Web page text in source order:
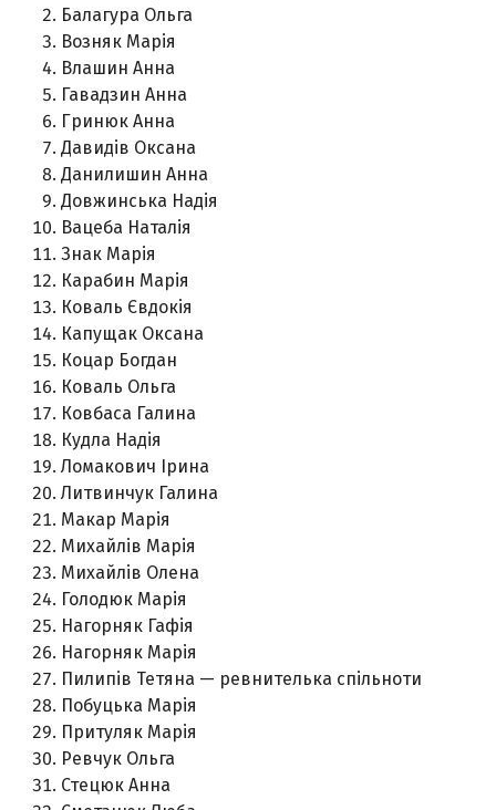
Балагура Ольга
Возняк Марія
Влашин Анна
Гавадзин Анна
Гринюк Анна
Давидів Оксана
Данилишин Анна
Довжинська Надія
Вацеба Наталія
Знак Марія
Карабин Марія
Коваль Євдокія
Капущак Оксана
Коцар Богдан
Коваль Ольга
Ковбаса Галина
Кудла Надія
Ломакович Ірина
Литвинчук Галина
Макар Марія
Михайлів Марія
Михайлів Олена
Голодюк Марія
Нагорняк Гафія
Нагорняк Марія
Пилипів Тетяна — ревнителька спільноти
Побуцька Марія
Притуляк Марія
Ревчук Ольга
Стецюк Анна